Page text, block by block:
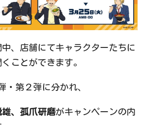
、店舗にてキャラクターたちに
ことができます。
第２弾に分かれ、
雄、孤爪研磨がキャンペーンの内